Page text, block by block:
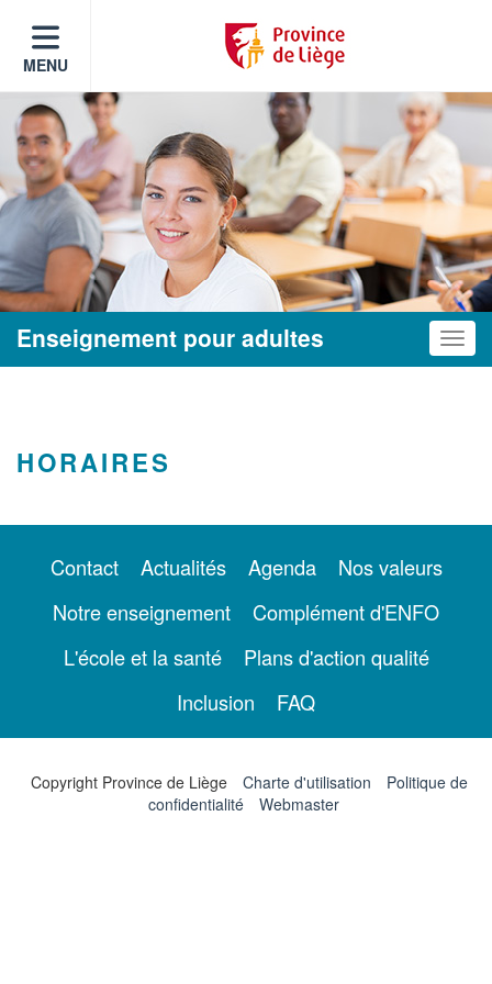
MENU
Enseignement pour adultes
HORAIRES
Contact Actualités Agenda
Nos valeurs
Notre enseignement
Complément d'ENFO
L'école et la santé
Plans d'action qualité
Inclusion
FAQ
Copyright Province de Liège Charte d'utilisation
Politique de
confidentialité
Webmaster